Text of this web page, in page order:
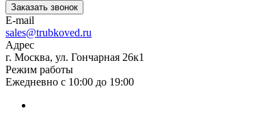
Заказать звонок
E-mail
sales@trubkoved.ru
Адрес
г. Москва, ул. Гончарная 26к1
Режим работы
Ежедневно с 10:00 до 19:00